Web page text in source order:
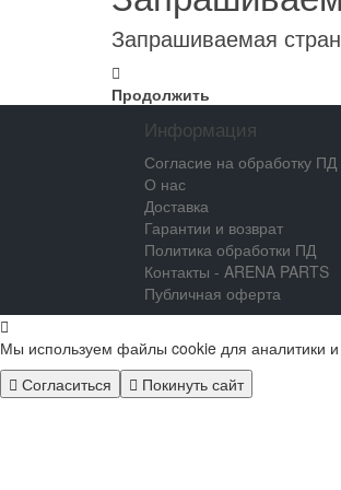
Запрашиваемая
Продолжить
Информация
Согласие на обработку ПД
О нас
Доставка
Гарантии и возврат
Политика обработки ПД
Контакты - ARENA PARTS
Публичная оферта
Мы используем файлы cookie для аналитики
Согласиться
Покинуть сайт